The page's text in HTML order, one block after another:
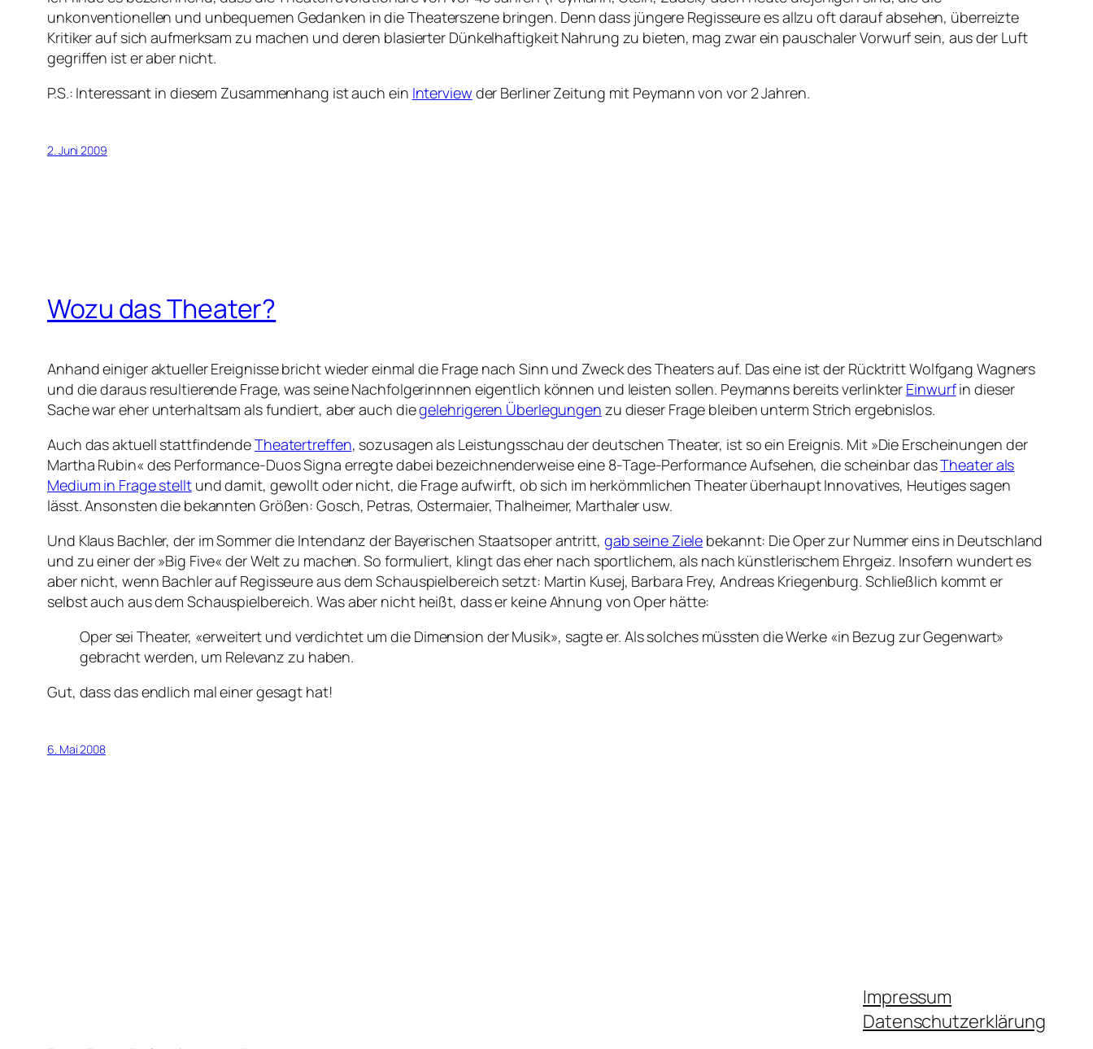
unkonventionellen und unbequemen Gedanken in die Theaterszene bringen. Denn dass jüngere Regisseure es allzu oft darauf absehen, überreizte
Kritiker auf sich aufmerksam zu machen und deren blasierter Dünkelhaftigkeit Nahrung zu bieten, mag zwar ein pauschaler Vorwurf sein, aus der Luft
gegriffen ist er aber nicht.
P.S.: Interessant in diesem Zusammenhang ist auch ein Interview der Berliner Zeitung mit Peymann von vor 2 Jahren.
2. Juni 2009
Wozu das Theater?
Anhand einiger aktueller Ereignisse bricht wieder einmal die Frage nach Sinn und Zweck des Theaters auf. Das eine ist der Rücktritt Wolfgang Wagners
und die daraus resultierende Frage, was seine Nachfolgerinnnen eigentlich können und leisten sollen. Peymanns bereits verlinkter Einwurfin dieser
Sache war eher unterhaltsam als fundiert, aber auch diegelehrigeren Überlegungen zu dieser Frage bleiben unterm Strich ergebnislos.
Auch das aktuell stattfindendeTheatertreffen, sozusagen als Leistungsschau der deutschen Theater, ist so ein Ereignis. Mit »Die Erscheinungen der
Martha Rubin« des Performance-Duos Signa erregte dabei bezeichnenderweise eine 8-Tage-Performance Aufsehen, die scheinbar dasTheater als
Medium in Frage stelltund damit, gewollt oder nicht, die Frage aufwirft, ob sich im herkömmlichen Theater überhaupt Innovatives, Heutiges sagen
lässt. Ansonsten die bekannten Größen: Gosch, Petras, Ostermaier, Thalheimer, Marthaler usw.
Und Klaus Bachler, der im Sommer die Intendanz der Bayerischen Staatsoper antritt, gab seine Ziele bekannt: Die Oper zur Nummer eins in Deutschland
und zu einer der »Big Five« der Welt zu machen. So formuliert, klingt das eher nach sportlichem, als nach künstlerischem Ehrgeiz. Insofern wundert es
aber nicht, wenn Bachler auf Regisseure aus dem Schauspielbereich setzt: Martin Kusej, Barbara Frey, Andreas Kriegenburg. Schließlich kommt er
selbst auch aus dem Schauspielbereich. Was aber nicht heißt, dass er keine Ahnung von Oper hätte:
Oper sei Theater, «erweitert und verdichtet um die Dimension der Musik», sagte er. Als solches müssten die Werke «in Bezug zur Gegenwart»
gebracht werden, um Relevanz zu haben.
Gut, dass das endlich mal einer gesagt hat!
6. Mai 2008
Impressum
Datenschutzerklärung